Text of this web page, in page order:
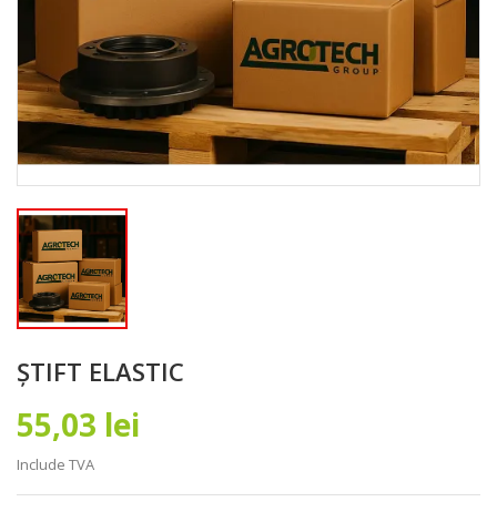
ȘTIFT ELASTIC
55,03 lei
Include TVA